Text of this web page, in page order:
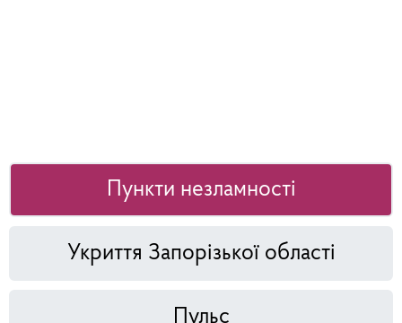
Пункти незламності
Укриття Запорізької області
Пульс